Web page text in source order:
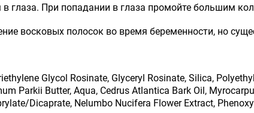
в глаза. При попадании в глаза промойте большим
восковых полосок во время беременности, но
Glycol Rosinate, Glyceryl Rosinate, Silica,
Parkii Butter, Aqua, Cedrus Atlantica Bark Oil,
Dicaprate, Nelumbo Nucifera Flower Extract,